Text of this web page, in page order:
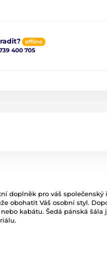
offline
400 705
doplněk pro váš společenský
obohatit Váš osobní styl.
kabátu. Šedá pánská šála